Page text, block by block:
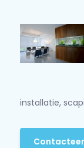
installatie,